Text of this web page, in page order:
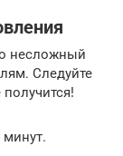
несложный
Следуйте